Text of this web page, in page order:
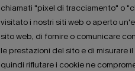
chiamati "pixel di tracciamento" o
visitato i nostri siti web o aperto
sito web, di fornire o comunicare
le prestazioni del sito e di misurare
quindi rifiutare i cookie ne